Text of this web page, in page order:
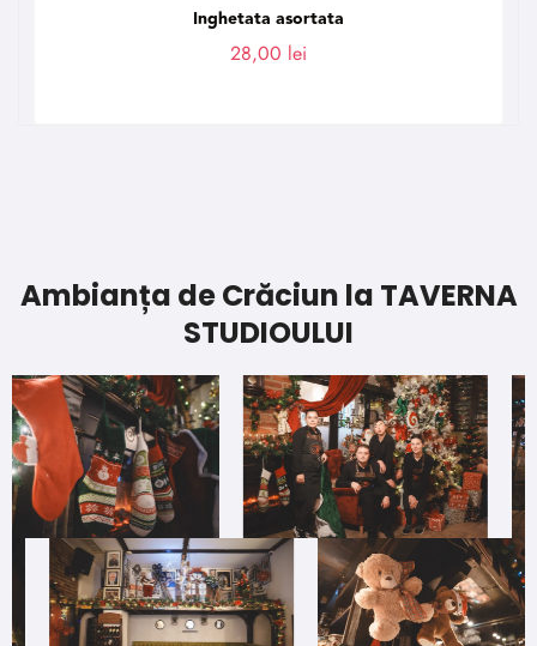
Inghetata asortata
28,00 lei
Ambianța de Crăciun la TAVERNA
STUDIOULUI